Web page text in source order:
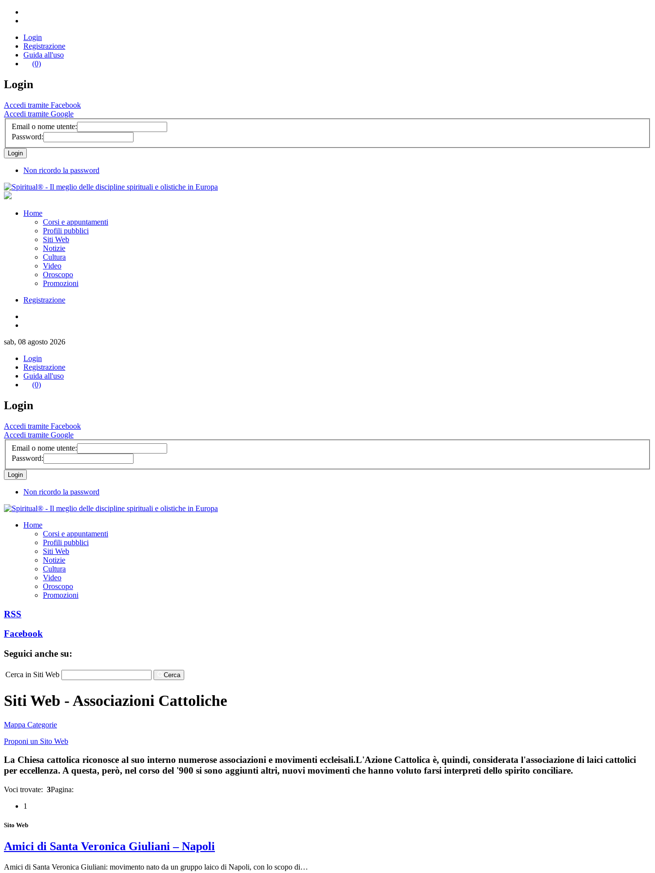
Login
Registrazione
Guida all'uso
(0)
Login
Accedi tramite Facebook
Accedi tramite Google
Email o nome utente:
Password:
Non ricordo la password
Home
Corsi e appuntamenti
Profili pubblici
Siti Web
Notizie
Cultura
Video
Oroscopo
Promozioni
Registrazione
sab, 08 agosto 2026
Login
Registrazione
Guida all'uso
(0)
Login
Accedi tramite Facebook
Accedi tramite Google
Email o nome utente:
Password:
Non ricordo la password
Home
Corsi e appuntamenti
Profili pubblici
Siti Web
Notizie
Cultura
Video
Oroscopo
Promozioni
RSS
Facebook
Seguici anche su:
Cerca in Siti Web Cerca
Siti Web - Associazioni Cattoliche
Mappa Categorie
Proponi un Sito Web
La Chiesa cattolica riconosce al suo interno numerose associazioni e movimenti eccleisali.L'Azione Cattolica è, quindi, considerata l'associazione di laici cattolici
per eccellenza. A questa, però, nel corso del '900 si sono aggiunti altri, nuovi movimenti che hanno voluto farsi interpreti dello spirito conciliare.
Voci trovate: 3Pagina:
1
Sito Web
Amici di Santa Veronica Giuliani – Napoli
Amici di Santa Veronica Giuliani: movimento nato da un gruppo laico di Napoli, con lo scopo di…